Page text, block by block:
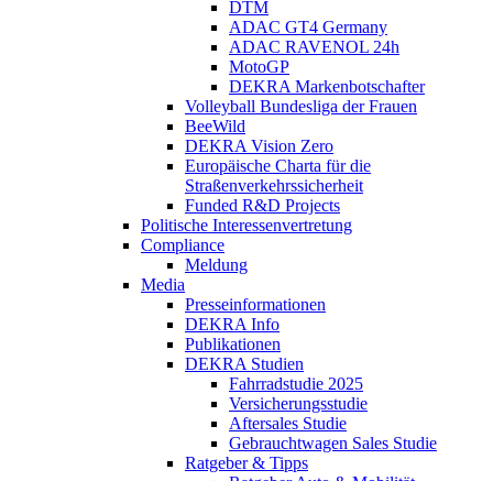
DTM
ADAC GT4 Germany
ADAC RAVENOL 24h
MotoGP
DEKRA Markenbotschafter
Volleyball Bundesliga der Frauen
BeeWild
DEKRA Vision Zero
Europäische Charta für die
Straßenverkehrssicherheit
Funded R&D Projects
Politische Interessenvertretung
Compliance
Meldung
Media
Presseinformationen
DEKRA Info
Publikationen
DEKRA Studien
Fahrradstudie 2025
Versicherungsstudie
Aftersales Studie
Gebrauchtwagen Sales Studie
Ratgeber & Tipps